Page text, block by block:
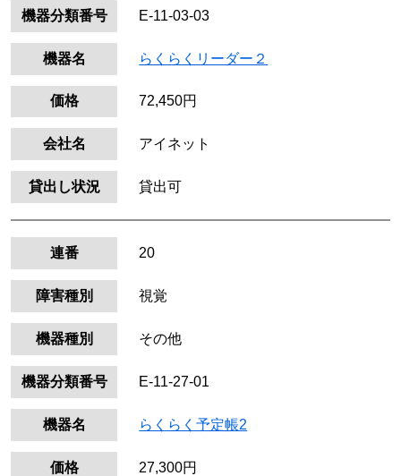
機器分類番号 E-11-03-03
機器名 らくらくリーダー２
価格 72,450円
会社名 アイネット
貸出し状況 貸出可
連番 20
障害種別 視覚
機器種別 その他
機器分類番号 E-11-27-01
機器名 らくらく予定帳2
価格 27,300円